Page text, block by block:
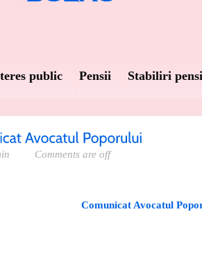
public Pensii Stabiliri
Comments are off
Comunicat Avocatul